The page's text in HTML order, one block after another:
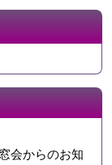
会からのお知